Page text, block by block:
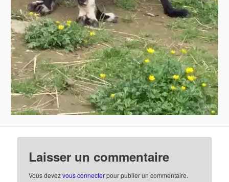
Laisser un commentaire
Vous devezvous connecterpour publier un commentaire.